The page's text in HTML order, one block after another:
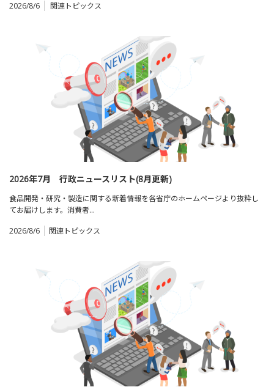
2026/8/6
関連トピックス
2026年7月 行政ニュースリスト(8月更新)
食品開発・研究・製造に関する新着情報を各省庁のホームページより抜粋し
てお届けします。消費者…
2026/8/6
関連トピックス